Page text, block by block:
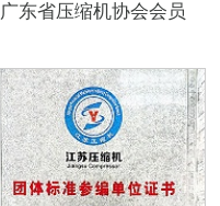
广东省压缩机协会会员